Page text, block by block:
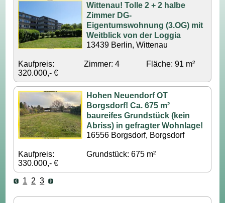
Wittenau! Tolle 2 + 2 halbe
Zimmer DG-
Eigentumswohnung (3.OG) mit
Weitblick von der Loggia
13439 Berlin, Wittenau
Kaufpreis:
320.000,- €
Zimmer: 4 Fläche: 91 m²
Hohen Neuendorf OT
Borgsdorf! Ca. 675 m²
baureifes Grundstück (kein
Abriss) in gefragter Wohnlage!
16556 Borgsdorf, Borgsdorf
Kaufpreis:
330.000,- €
Grundstück: 675 m²
1 2 3